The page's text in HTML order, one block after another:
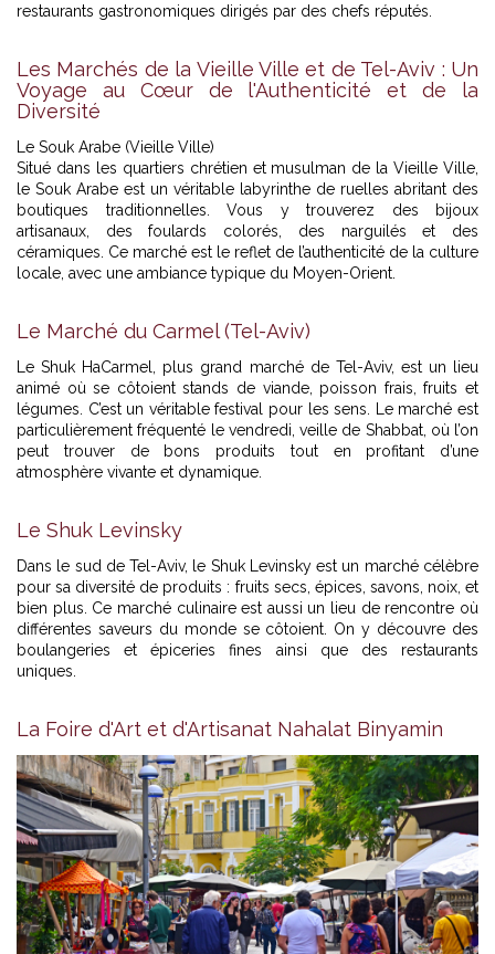
restaurants gastronomiques dirigés par des chefs réputés.
Les Marchés de la Vieille Ville et de Tel-Aviv : Un
Voyage au Cœur de l'Authenticité et de la
Diversité
Le Souk Arabe (Vieille Ville)
Situé dans les quartiers chrétien et musulman de la Vieille Ville,
le Souk Arabe est un véritable labyrinthe de ruelles abritant des
boutiques traditionnelles. Vous y trouverez des bijoux
artisanaux, des foulards colorés, des narguilés et des
céramiques. Ce marché est le reflet de l’authenticité de la culture
locale, avec une ambiance typique du Moyen-Orient.
Le Marché du Carmel (Tel-Aviv)
Le Shuk HaCarmel, plus grand marché de Tel-Aviv, est un lieu
animé où se côtoient stands de viande, poisson frais, fruits et
légumes. C’est un véritable festival pour les sens. Le marché est
particulièrement fréquenté le vendredi, veille de Shabbat, où l’on
peut trouver de bons produits tout en profitant d’une
atmosphère vivante et dynamique.
Le Shuk Levinsky
Dans le sud de Tel-Aviv, le Shuk Levinsky est un marché célèbre
pour sa diversité de produits : fruits secs, épices, savons, noix, et
bien plus. Ce marché culinaire est aussi un lieu de rencontre où
différentes saveurs du monde se côtoient. On y découvre des
boulangeries et épiceries fines ainsi que des restaurants
uniques.
La Foire d'Art et d'Artisanat Nahalat Binyamin